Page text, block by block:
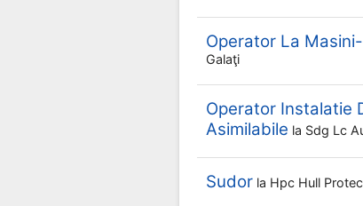
Operator La
Galaţi
Operator Instalatie
Asimilabile la Sdg Lc
Sudor la Hpc Hull